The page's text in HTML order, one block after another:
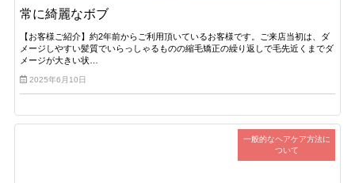
常に綺麗なボブ
【お客様ご紹介】約2年前からご利用頂いているお客様です。ご来店当初は、ダ
メージしやすい髪質でいらっしゃるものの縮毛矯正の繰り返しで毛先近くまでダ
メージが大きい状…
2025年6月10日
一般的なヘアケア方法に
ついて